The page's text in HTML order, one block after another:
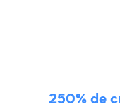
250% de